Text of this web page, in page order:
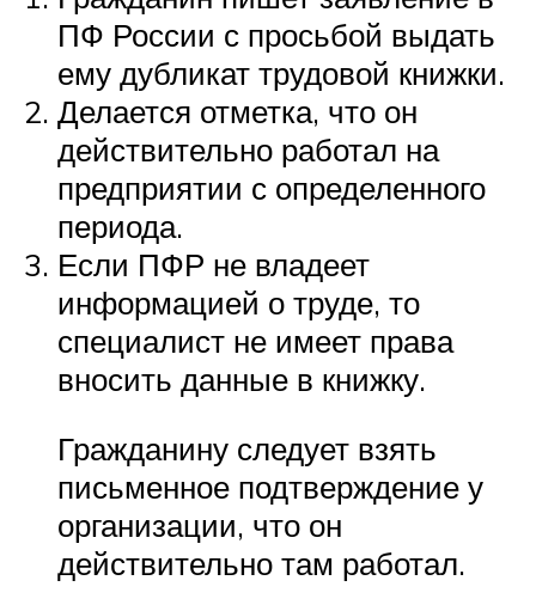
ПФ России с просьбой выдать
ему дубликат трудовой книжки.
Делается отметка, что он
действительно работал на
предприятии с определенного
периода.
Если ПФР не владеет
информацией о труде, то
специалист не имеет права
вносить данные в книжку.
Гражданину следует взять
письменное подтверждение у
организации, что он
действительно там работал.